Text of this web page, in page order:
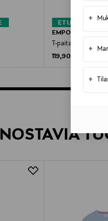
+
+
+
EMPORIO
T-paita
Original Price
119,90 €